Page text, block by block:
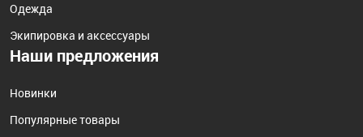
Одежда
Экипировка и аксессуары
Наши предложения
Новинки
Популярные товары